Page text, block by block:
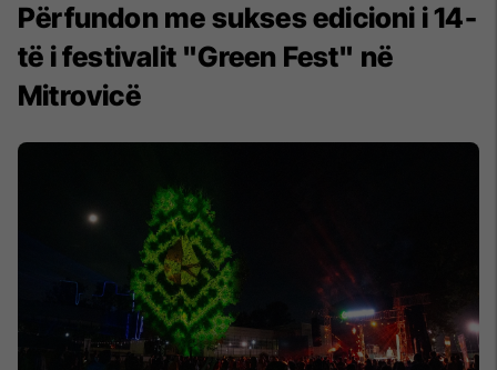
Përfundon me sukses edicioni i 14-
të i festivalit "Green Fest" në
Mitrovicë